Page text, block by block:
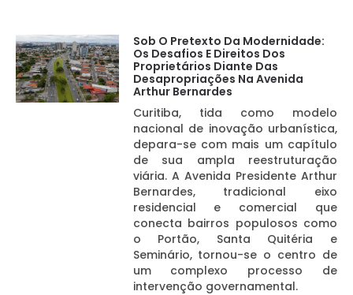
Sob O Pretexto Da Modernidade:
Os Desafios E Direitos Dos
Proprietários Diante Das
Desapropriações Na Avenida
Arthur Bernardes
Curitiba, tida como modelo
nacional de inovação urbanística,
depara-se com mais um capítulo
de sua ampla reestruturação
viária. A Avenida Presidente Arthur
Bernardes, tradicional eixo
residencial e comercial que
conecta bairros populosos como
o Portão, Santa Quitéria e
Seminário, tornou-se o centro de
um complexo processo de
intervenção governamental.